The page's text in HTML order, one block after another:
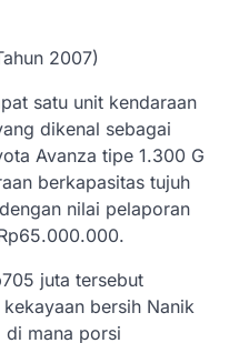
2007)
satu unit kendaraan
dikenal sebagai
Avanza tipe 1.300 G
berkapasitas tujuh
nilai pelaporan
juta tersebut
bersih Nanik
di mana porsi